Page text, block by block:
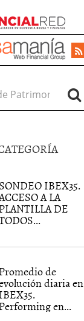
SONDEO IBEX35.
A LA
PLANTILLA DE
Promedio de
diaria en
IBEX35.
Performing en...